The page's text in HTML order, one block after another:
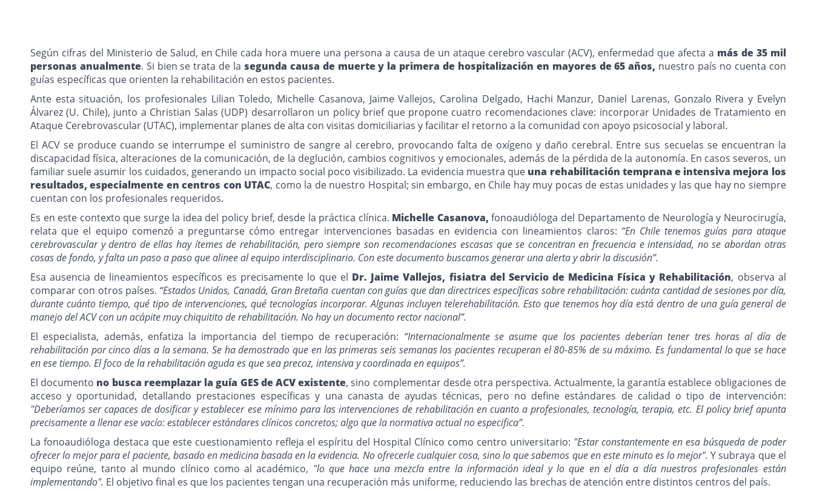
Según cifras del Ministerio de Salud, en Chile cada hora muere una persona a causa de un ataque cerebro vascular (ACV), enfermedad que afecta a más de 35 mil
personas anualmente. Si bien se trata de la segunda causa de muerte y la primera de hospitalización en mayores de 65 años, nuestro país no cuenta con
guías específicas que orienten la rehabilitación en estos pacientes.
Ante esta situación, los profesionales Lilian Toledo, Michelle Casanova, Jaime Vallejos, Carolina Delgado, Hachi Manzur, Daniel Larenas, Gonzalo Rivera y Evelyn
Álvarez (U. Chile), junto a Christian Salas (UDP) desarrollaron un policy brief que propone cuatro recomendaciones clave: incorporar Unidades de Tratamiento en
Ataque Cerebrovascular (UTAC), implementar planes de alta con visitas domiciliarias y facilitar el retorno a la comunidad con apoyo psicosocial y laboral.
El ACV se produce cuando se interrumpe el suministro de sangre al cerebro, provocando falta de oxígeno y daño cerebral. Entre sus secuelas se encuentran la
discapacidad física, alteraciones de la comunicación, de la deglución, cambios cognitivos y emocionales, además de la pérdida de la autonomía. En casos severos, un
familiar suele asumir los cuidados, generando un impacto social poco visibilizado. La evidencia muestra que una rehabilitación temprana e intensiva mejora los
resultados, especialmente en centros con UTAC, como la de nuestro Hospital; sin embargo, en Chile hay muy pocas de estas unidades y las que hay no siempre
cuentan con los profesionales requeridos.
Es en este contexto que surge la idea del policy brief, desde la práctica clínica. Michelle Casanova, fonoaudióloga del Departamento de Neurología y Neurocirugía,
relata que el equipo comenzó a preguntarse cómo entregar intervenciones basadas en evidencia con lineamientos claros: “En Chile tenemos guías para ataque
cerebrovascular y dentro de ellas hay ítemes de rehabilitación, pero siempre son recomendaciones escasas que se concentran en frecuencia e intensidad, no se abordan otras
cosas de fondo, y falta un paso a paso que alinee al equipo interdisciplinario. Con este documento buscamos generar una alerta y abrir la discusión”.
Esa ausencia de lineamientos específicos es precisamente lo que el Dr. Jaime Vallejos, fisiatra del Servicio de Medicina Física y Rehabilitación, observa al
comparar con otros países. “Estados Unidos, Canadá, Gran Bretaña cuentan con guías que dan directrices específicas sobre rehabilitación: cuánta cantidad de sesiones por día,
durante cuánto tiempo, qué tipo de intervenciones, qué tecnologías incorporar. Algunas incluyen telerehabilitación. Esto que tenemos hoy día está dentro de una guía general de
manejo del ACV con un acápite muy chiquitito de rehabilitación. No hay un documento rector nacional”.
El especialista, además, enfatiza la importancia del tiempo de recuperación: “Internacionalmente se asume que los pacientes deberían tener tres horas al día de
rehabilitación por cinco días a la semana. Se ha demostrado que en las primeras seis semanas los pacientes recuperan el 80-85% de su máximo. Es fundamental lo que se hace
en ese tiempo. El foco de la rehabilitación aguda es que sea precoz, intensiva y coordinada en equipos”.
El documento no busca reemplazar la guía GES de ACV existente, sino complementar desde otra perspectiva. Actualmente, la garantía establece obligaciones de
acceso y oportunidad, detallando prestaciones específicas y una canasta de ayudas técnicas, pero no define estándares de calidad o tipo de intervención:
"Deberíamos ser capaces de dosificar y establecer ese mínimo para las intervenciones de rehabilitación en cuanto a profesionales, tecnología, terapia, etc. El policy brief apunta
precisamente a llenar ese vacío: establecer estándares clínicos concretos; algo que la normativa actual no especifica”.
La fonoaudióloga destaca que este cuestionamiento refleja el espíritu del Hospital Clínico como centro universitario: "Estar constantemente en esa búsqueda de poder
ofrecer lo mejor para el paciente, basado en medicina basada en la evidencia. No ofrecerle cualquier cosa, sino lo que sabemos que en este minuto es lo mejor". Y subraya que el
equipo reúne, tanto al mundo clínico como al académico, "lo que hace una mezcla entre la información ideal y lo que en el día a día nuestros profesionales están
implementando". El objetivo final es que los pacientes tengan una recuperación más uniforme, reduciendo las brechas de atención entre distintos centros del país.